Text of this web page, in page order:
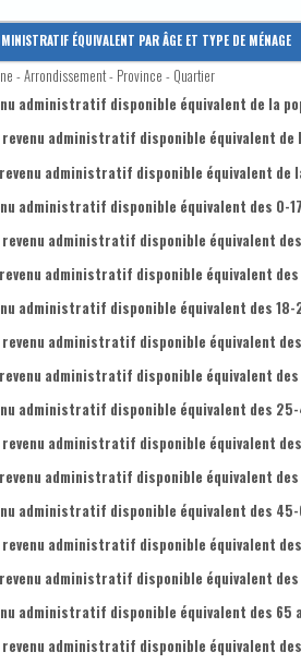
- Province
par habitant
par habitant
ÉQUIVALENT PAR ÂGE ET TYPE DE MÉNAGE
- Arrondissement - Province - Quartier
administratif disponible équivalent de la
administratif disponible équivalent de
administratif disponible équivalent de
administratif disponible équivalent des 0-
administratif disponible équivalent
administratif disponible équivalent des
administratif disponible équivalent des 18-
administratif disponible équivalent
administratif disponible équivalent des
administratif disponible équivalent des
administratif disponible équivalent
administratif disponible équivalent
administratif disponible équivalent des
administratif disponible équivalent
administratif disponible équivalent
administratif disponible équivalent des 65
administratif disponible équivalent